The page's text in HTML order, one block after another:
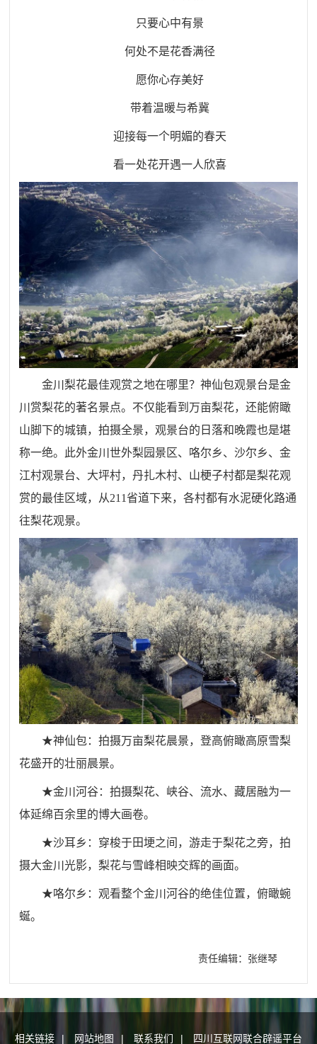
只要心中有景
何处不是花香满径
愿你心存美好
带着温暖与希冀
迎接每一个明媚的春天
看一处花开遇一人欣喜
金川梨花最佳观赏之地在哪里？神仙包观景台是金
川赏梨花的著名景点。不仅能看到万亩梨花，还能俯瞰
山脚下的城镇，拍摄全景，观景台的日落和晚霞也是堪
称一绝。此外金川世外梨园景区、咯尔乡、沙尔乡、金
江村观景台、大坪村，丹扎木村、山梗子村都是梨花观
赏的最佳区域，从211省道下来，各村都有水泥硬化路通
往梨花观景。
★神仙包：拍摄万亩梨花晨景，登高俯瞰高原雪梨
花盛开的壮丽晨景。
★金川河谷：拍摄梨花、峡谷、流水、藏居融为一
体延绵百余里的博大画卷。
★沙耳乡：穿梭于田埂之间，游走于梨花之旁，拍
摄大金川光影，梨花与雪峰相映交辉的画面。
★咯尔乡：观看整个金川河谷的绝佳位置，俯瞰蜿
蜒。
责任编辑：张继琴
相关链接 | 网站地图 | 联系我们 | 四川互联网联合辟谣平台